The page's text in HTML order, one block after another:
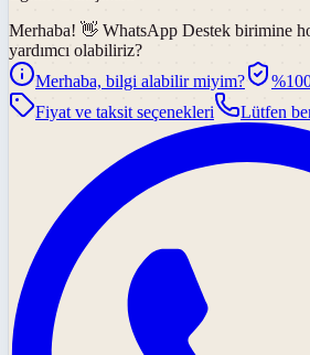
Merhaba! 👋 WhatsApp Destek birimine
yardımcı olabiliriz?
Merhaba, bilgi alabilir miyim?
Fiyat ve taksit seçenekleri
Lütfen